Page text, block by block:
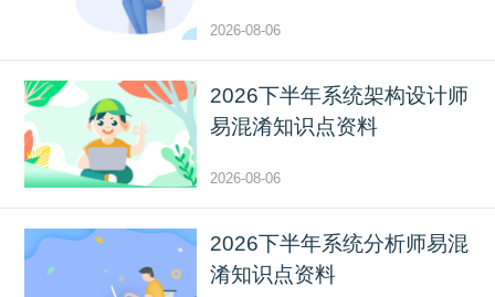
2026-08-06
2026下半年系统架构设计师
易混淆知识点资料
2026-08-06
2026下半年系统分析师易混
淆知识点资料